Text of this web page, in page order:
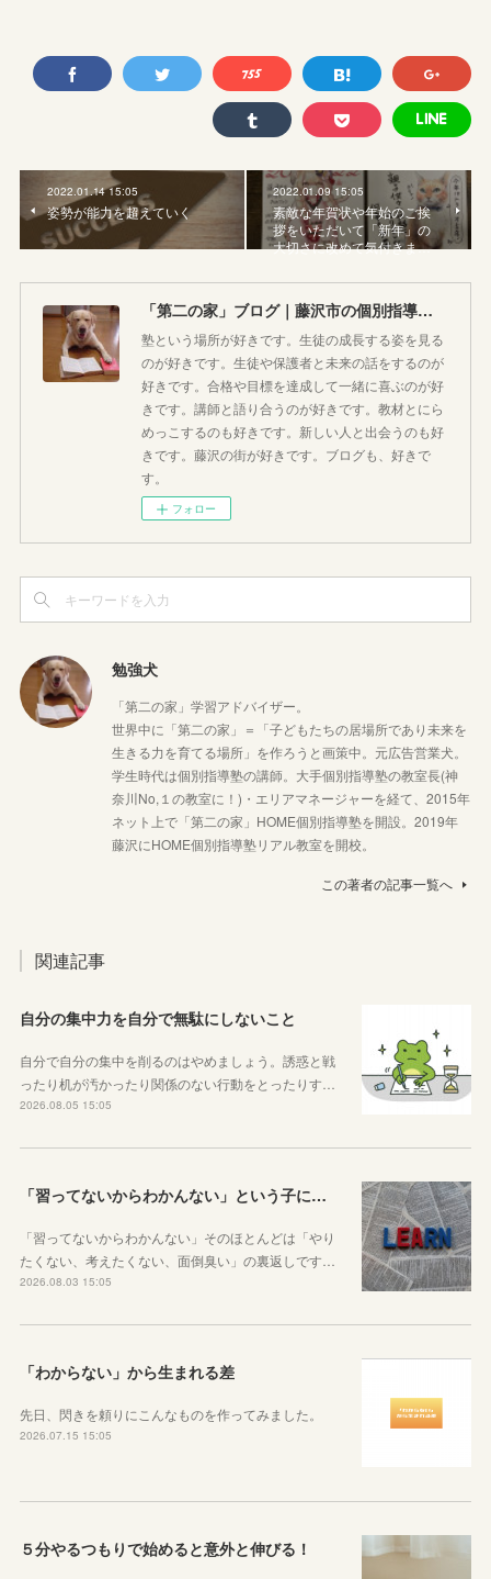
2022.01.14 15:05
姿勢が能力を超えていく
2022.01.09 15:05
素敵な年賀状や年始のご挨
拶をいただいて「新年」の
大切さに改めて気付きま…
「第二の家」ブログ｜藤沢市の個別指導塾のお話
塾という場所が好きです。生徒の成長する姿を見る
のが好きです。生徒や保護者と未来の話をするのが
好きです。合格や目標を達成して一緒に喜ぶのが好
きです。講師と語り合うのが好きです。教材とにら
めっこするのも好きです。新しい人と出会うのも好
きです。藤沢の街が好きです。ブログも、好きで
す。
フォロー
勉強犬
「第二の家」学習アドバイザー。
世界中に「第二の家」＝「子どもたちの居場所であり未来を
生きる力を育てる場所」を作ろうと画策中。元広告営業犬。
学生時代は個別指導塾の講師。大手個別指導塾の教室長(神
奈川No,１の教室に！)・エリアマネージャーを経て、2015年
ネット上で「第二の家」HOME個別指導塾を開設。2019年
藤沢にHOME個別指導塾リアル教室を開校。
この著者の記事一覧へ
関連記事
自分の集中力を自分で無駄にしないこと
自分で自分の集中を削るのはやめましょう。誘惑と戦
ったり机が汚かったり関係のない行動をとったりす…
2026.08.05 15:05
「習ってないからわかんない」という子に伝えたい、勉強しようと思ったらその方法はいくらでもあるということ
「習ってないからわかんない」そのほとんどは「やり
たくない、考えたくない、面倒臭い」の裏返しです…
2026.08.03 15:05
「わからない」から生まれる差
先日、閃きを頼りにこんなものを作ってみました。
2026.07.15 15:05
５分やるつもりで始めると意外と伸びる！